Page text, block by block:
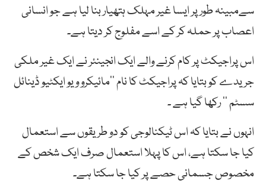
سےمبینہ طور پر ایسا غیر مہلک ہتھیار بنا لیا ہے جو انسانی
اعصاب پر حملہ کر کے اسے مفلوج کر دیتا ہے۔
اس پراجیکٹ پر کام کرنے والے ایک انجینئر نے ایک غیر ملکی
جریدے کو بتایا کہ پراجیکٹ کا نام ’’مائیکرو ویو ایکٹیو ڈینائل
سسٹم ’’ رکھا گیا ہے ۔
انہوں نے بتایا کہ اس ٹیکنالوجی کو دو طریقوں سے استعمال
کیا جا سکتا ہے، اس کا پہلا استعمال صرف ایک شخص کے
مخصوص جسمانی حصے پر کیا جا سکتا ہے۔